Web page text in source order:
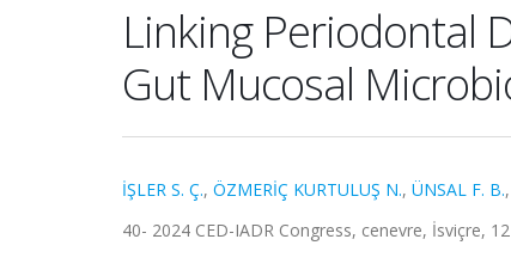
Linking Periodontal
Gut Mucosal
İŞLER S. Ç., ÖZMERİÇ KURTULUŞ N., ÜNSAL F. B.,
40- 2024 CED-IADR Congress, cenevre, İsviçre,